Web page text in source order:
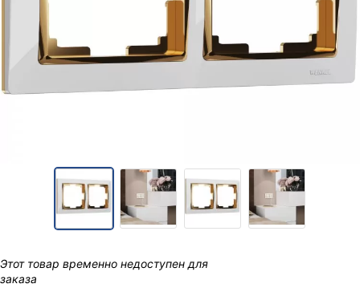
Этот товар временно недоступен для
заказа